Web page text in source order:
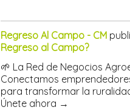
Regreso Al Campo - CM
Regreso al Campo?
🌱 La Red de Negocios
Conectamos
para transformar la
Únete ahora →